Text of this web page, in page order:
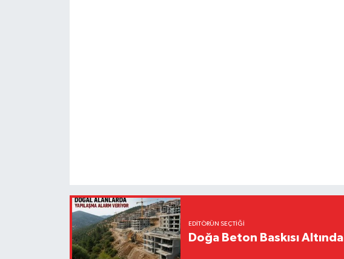
EDITÖRÜN SEÇTIĞI
Doğa Beton Baskısı Altında